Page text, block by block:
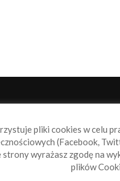
Sailbook.pl to
wiadomości ze
nie tylko.
pliki cookies w celu
(Facebook,
wyrażasz zgodę na
plików